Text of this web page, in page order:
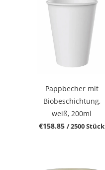
Pappbecher mit
Biobeschichtung,
weiß, 200ml
€158.85 / 2500 Stück